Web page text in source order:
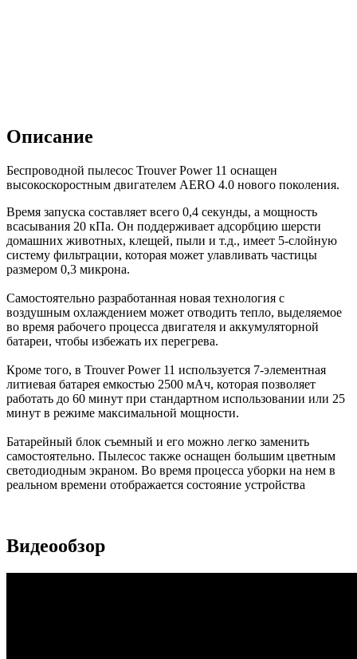
Описание
Беспроводной пылесос Trouver Power 11 оснащен
высокоскоростным двигателем AERO 4.0 нового поколения.
Время запуска составляет всего 0,4 секунды, а мощность
всасывания 20 кПа. Он поддерживает адсорбцию шерсти
домашних животных, клещей, пыли и т.д., имеет 5-слойную
систему фильтрации, которая может улавливать частицы
размером 0,3 микрона.
Самостоятельно разработанная новая технология с
воздушным охлаждением может отводить тепло, выделяемое
во время рабочего процесса двигателя и аккумуляторной
батареи, чтобы избежать их перегрева.
Кроме того, в Trouver Power 11 используется 7-элементная
литиевая батарея емкостью 2500 мАч, которая позволяет
работать до 60 минут при стандартном использовании или 25
минут в режиме максимальной мощности.
Батарейный блок съемный и его можно легко заменить
самостоятельно. Пылесос также оснащен большим цветным
светодиодным экраном. Во время процесса уборки на нем в
реальном времени отображается состояние устройства
Видеообзор